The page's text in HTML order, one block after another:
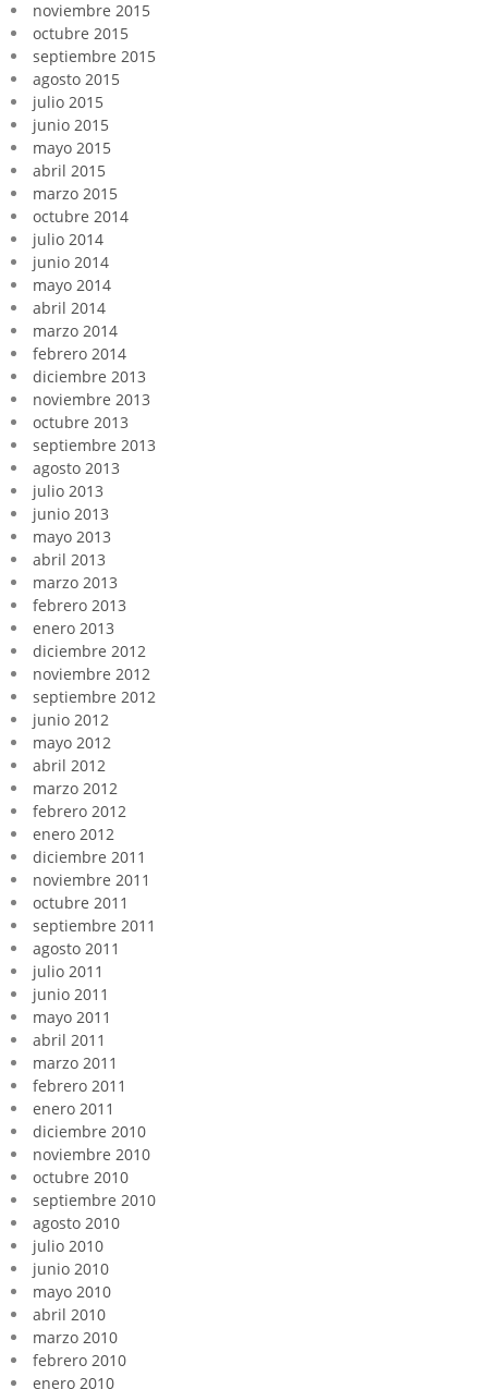
noviembre 2015
octubre 2015
septiembre 2015
agosto 2015
julio 2015
junio 2015
mayo 2015
abril 2015
marzo 2015
octubre 2014
julio 2014
junio 2014
mayo 2014
abril 2014
marzo 2014
febrero 2014
diciembre 2013
noviembre 2013
octubre 2013
septiembre 2013
agosto 2013
julio 2013
junio 2013
mayo 2013
abril 2013
marzo 2013
febrero 2013
enero 2013
diciembre 2012
noviembre 2012
septiembre 2012
junio 2012
mayo 2012
abril 2012
marzo 2012
febrero 2012
enero 2012
diciembre 2011
noviembre 2011
octubre 2011
septiembre 2011
agosto 2011
julio 2011
junio 2011
mayo 2011
abril 2011
marzo 2011
febrero 2011
enero 2011
diciembre 2010
noviembre 2010
octubre 2010
septiembre 2010
agosto 2010
julio 2010
junio 2010
mayo 2010
abril 2010
marzo 2010
febrero 2010
enero 2010